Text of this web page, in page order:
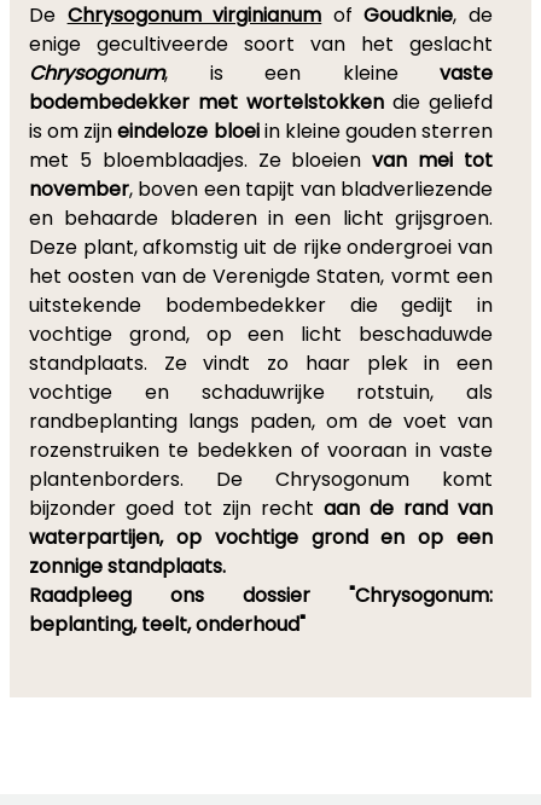
De Chrysogonum virginianum ofGoudknie, de
enige gecultiveerde soort van het geslacht
Chrysogonum, is een kleine vaste
bodembedekker met wortelstokken die geliefd
is om zijneindeloze bloeiin kleine gouden sterren
met 5 bloemblaadjes. Ze bloeienvan mei tot
november, boven een tapijt van bladverliezende
en behaarde bladeren in een licht grijsgroen.
Deze plant, afkomstig uit de rijke ondergroei van
het oosten van de Verenigde Staten, vormt een
uitstekende bodembedekker die gedijt in
vochtige grond, op een licht beschaduwde
standplaats. Ze vindt zo haar plek in een
vochtige en schaduwrijke rotstuin, als
randbeplanting langs paden, om de voet van
rozenstruiken te bedekken of vooraan in vaste
plantenborders. De Chrysogonum komt
bijzonder goed tot zijn recht aan de rand van
waterpartijen, op vochtige grond en op een
zonnige standplaats.
Raadpleeg ons dossier "Chrysogonum:
beplanting, teelt, onderhoud"